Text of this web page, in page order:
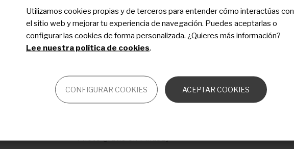
paciente
Utilizamos cookies propias y de terceros para entender cómo interactúas con
el sitio web y mejorar tu experiencia de navegación. Puedes aceptarlas o
configurar las cookies de forma personalizada. ¿Quieres más información?
Lee nuestra política de cookies.
CONFIGURAR COOKIES ACEPTAR COOKIES